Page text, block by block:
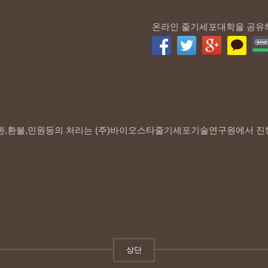
온라인 줄기세포대학을 공유
환불,민원등의 처리는 (주)바이오스타줄기세포기술연구원에서 진
상단